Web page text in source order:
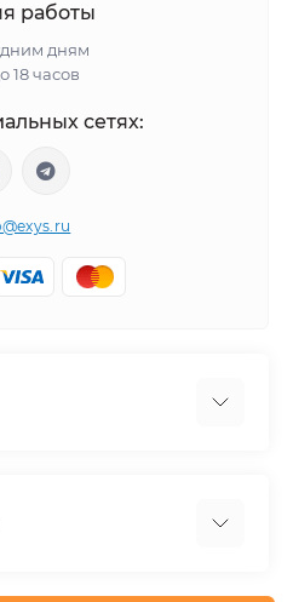
работы
дням
18 часов
сетях: